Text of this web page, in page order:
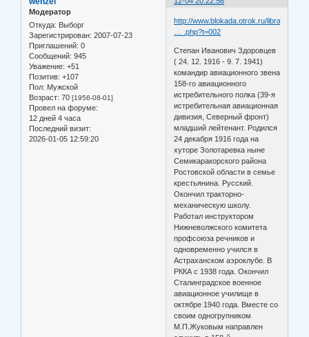
Модератор
Откуда: Выборг
Зарегистрирован: 2007-07-23
Приглашений: 0
Сообщений: 945
Уважение: +51
Позитив: +107
Пол: Мужской
Возраст: 70 [1956-08-01]
Провел на форуме:
12 дней 4 часа
Последний визит:
2026-01-05 12:59:20
http://www.blokada.otrok.ru/library/bur
… .php?t=002
Степан Иванович Здоровцев
( 24. 12. 1916 - 9. 7. 1941)
командир авиационного звена
158-го авиационного
истребительного полка (39-я
истребительная авиационная
дивизия, Северный фронт)
младший лейтенант. Родился
24 декабря 1916 года на
хуторе Золотаревка ныне
Семикаракорского района
Ростовской области в семье
крестьянина. Русский.
Окончил тракторно-
механическую школу.
Работал инструктором
Нижневолжского комитета
профсоюза речников и
одновременно учился в
Астраханском аэроклубе. В
РККА с 1938 года. Окончил
Сталинградское военное
авиационное училище в
октябре 1940 года. Вместе со
своим одногрупником
М.П.Жуковым направлен